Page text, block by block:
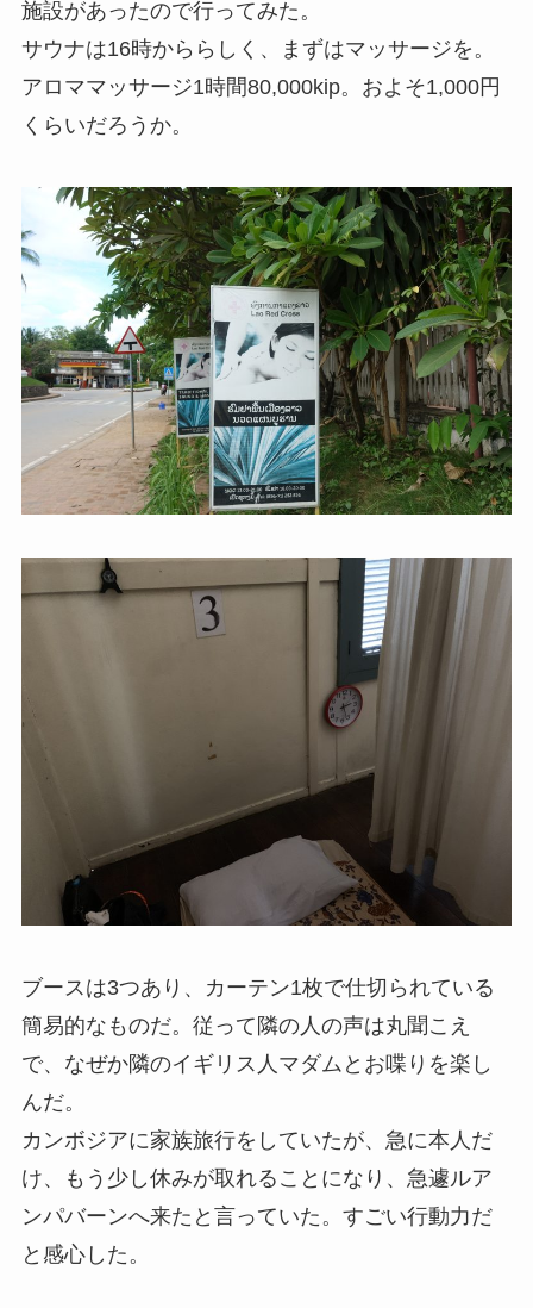
施設があったので行ってみた。
サウナは16時かららしく、まずはマッサージを。
アロママッサージ1時間80,000kip。およそ1,000円
くらいだろうか。
ブースは3つあり、カーテン1枚で仕切られている
簡易的なものだ。従って隣の人の声は丸聞こえ
で、なぜか隣のイギリス人マダムとお喋りを楽し
んだ。
カンボジアに家族旅行をしていたが、急に本人だ
け、もう少し休みが取れることになり、急遽ルア
ンパバーンへ来たと言っていた。すごい行動力だ
と感心した。